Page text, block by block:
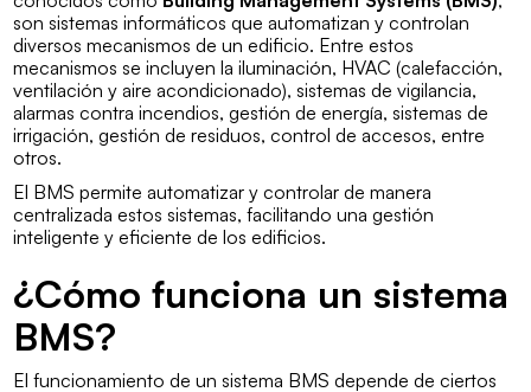
son sistemas informáticos que automatizan y controlan
diversos mecanismos de un edificio. Entre estos
mecanismos se incluyen la iluminación, HVAC (calefacción,
ventilación y aire acondicionado), sistemas de vigilancia,
alarmas contra incendios, gestión de energía, sistemas de
irrigación, gestión de residuos, control de accesos, entre
otros.
El BMS permite automatizar y controlar de manera
centralizada estos sistemas, facilitando una gestión
inteligente y eficiente de los edificios.
¿Cómo funciona un sistema
BMS?
El funcionamiento de un sistema BMS depende de ciertos